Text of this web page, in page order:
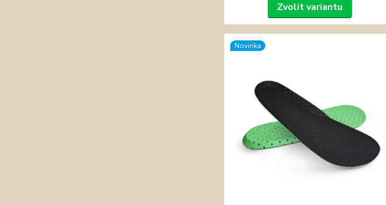
Zvolit variantu
Novinka